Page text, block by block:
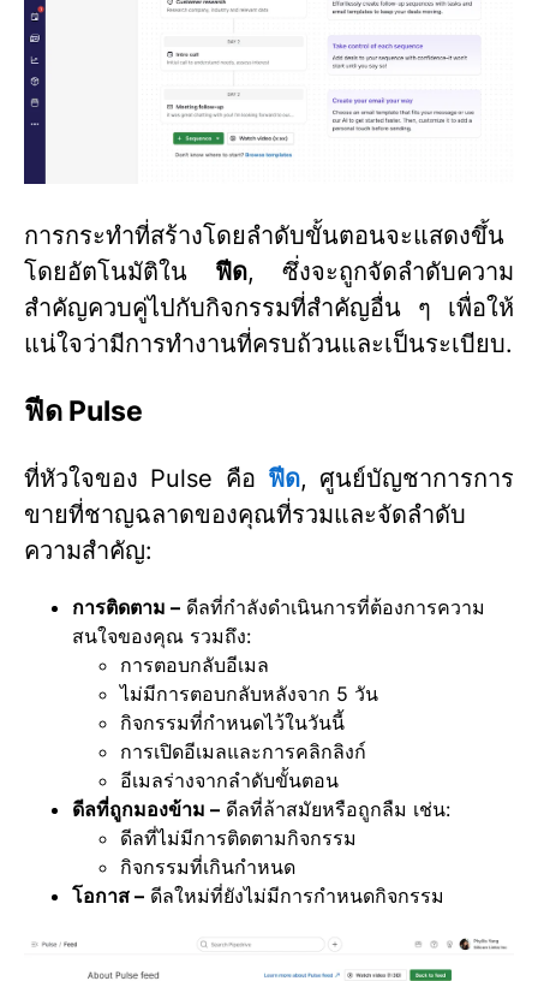
การกระทำที่สร้างโดยลำดับขั้นตอนจะแสดงขึ้น
โดยอัตโนมัติใน ฟีด, ซึ่งจะถูกจัดลำดับความ
สำคัญควบคู่ไปกับกิจกรรมที่สำคัญอื่น ๆ เพื่อให้
แน่ใจว่ามีการทำงานที่ครบถ้วนและเป็นระเบียบ.
ฟีด Pulse
ที่หัวใจของ Pulse คือ ฟีด, ศูนย์บัญชาการการ
ขายที่ชาญฉลาดของคุณที่รวมและจัดลำดับ
ความสำคัญ:
การติดตาม – ดีลที่กำลังดำเนินการที่ต้องการความ
สนใจของคุณ รวมถึง:
การตอบกลับอีเมล
ไม่มีการตอบกลับหลังจาก 5 วัน
กิจกรรมที่กำหนดไว้ในวันนี้
การเปิดอีเมลและการคลิกลิงก์
อีเมลร่างจากลำดับขั้นตอน
ดีลที่ถูกมองข้าม – ดีลที่ล้าสมัยหรือถูกลืม เช่น:
ดีลที่ไม่มีการติดตามกิจกรรม
กิจกรรมที่เกินกำหนด
โอกาส – ดีลใหม่ที่ยังไม่มีการกำหนดกิจกรรม